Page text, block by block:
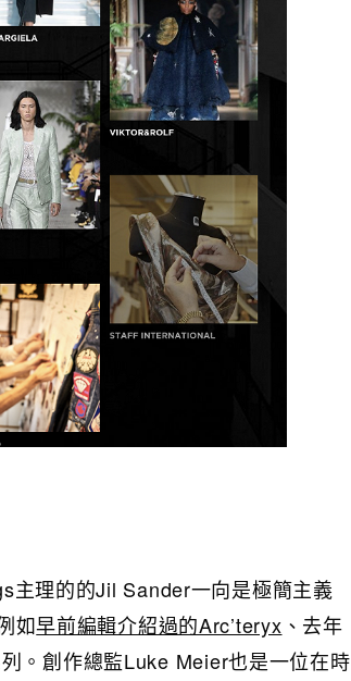
主理的的Jil Sander一向是極簡主義
如早前編輯介紹過的Arc’teryx 、去年
。創作總監Luke Meier也是一位在時